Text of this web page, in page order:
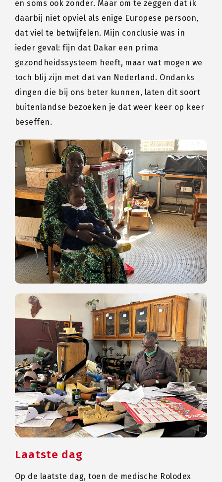
en soms ook zonder. Maar om te zeggen dat ik
daarbij niet opviel als enige Europese persoon,
dat viel te betwijfelen. Mijn conclusie was in
ieder geval: fijn dat Dakar een prima
gezondheidssysteem heeft, maar wat mogen we
toch blij zijn met dat van Nederland. Ondanks
dingen die bij ons beter kunnen, laten dit soort
buitenlandse bezoeken je dat weer keer op keer
beseffen.
Laatste dag
Op de laatste dag, toen de medische Rolodex